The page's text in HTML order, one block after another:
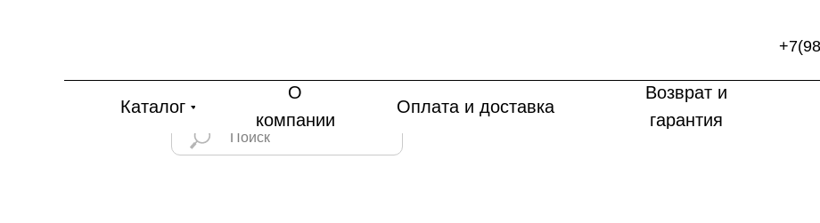
Каталог
О
компании
Оплата и доставка
Возврат и
гарантия